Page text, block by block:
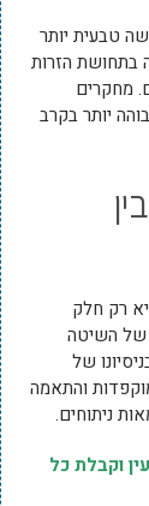
טבעית יותר
בתחושת הזרות
מחקרים
יותר בקרב
רק חלק
של השיטה
של
והתאמה
ניתוחים.
וקבלת כל